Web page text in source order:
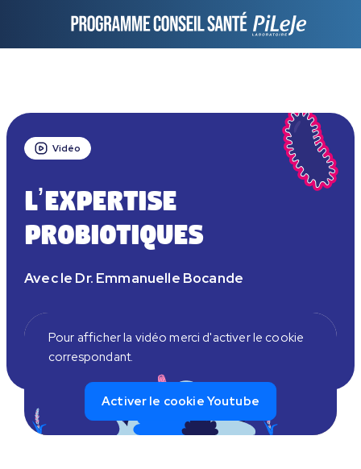
Vidéo
L’expertise
probiotiques
Avec le Dr. Emmanuelle Bocande
Pour afficher la vidéo merci d'activer le cookie
correspondant.
Activer le cookie Youtube